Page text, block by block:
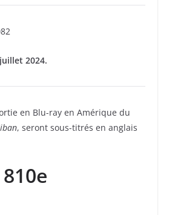
2024.
en Blu-ray en Amérique du
, seront sous-titrés en anglais